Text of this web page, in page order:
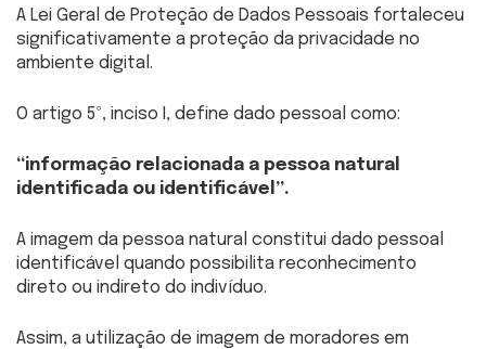
A Lei Geral de Proteção de Dados Pessoais fortaleceu
significativamente a proteção da privacidade no
ambiente digital.
O artigo 5º, inciso I, define dado pessoal como:
“informação relacionada a pessoa natural
identificada ou identificável”.
A imagem da pessoa natural constitui dado pessoal
identificável quando possibilita reconhecimento
direto ou indireto do indivíduo.
Assim, a utilização de imagem de moradores em